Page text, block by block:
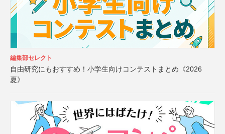
編集部セレクト
自由研究にもおすすめ！小学生向けコンテストまとめ《2026
夏》